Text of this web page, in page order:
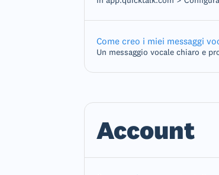
Come creo i miei messaggi
Un messaggio vocale chiaro e
Account